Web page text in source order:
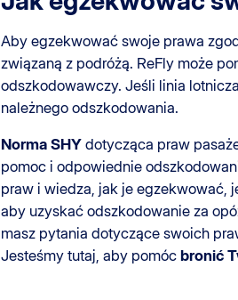
Aby egzekwować swoje prawa
związaną z podróżą. ReFly może
odszkodowawczy. Jeśli linia
należnego odszkodowania.
Norma SHY dotycząca praw
pomoc i odpowiednie
praw i wiedza, jak je egzekwować,
aby uzyskać odszkodowanie za
masz pytania dotyczące swoich
Jesteśmy tutaj, aby pomóc bronić